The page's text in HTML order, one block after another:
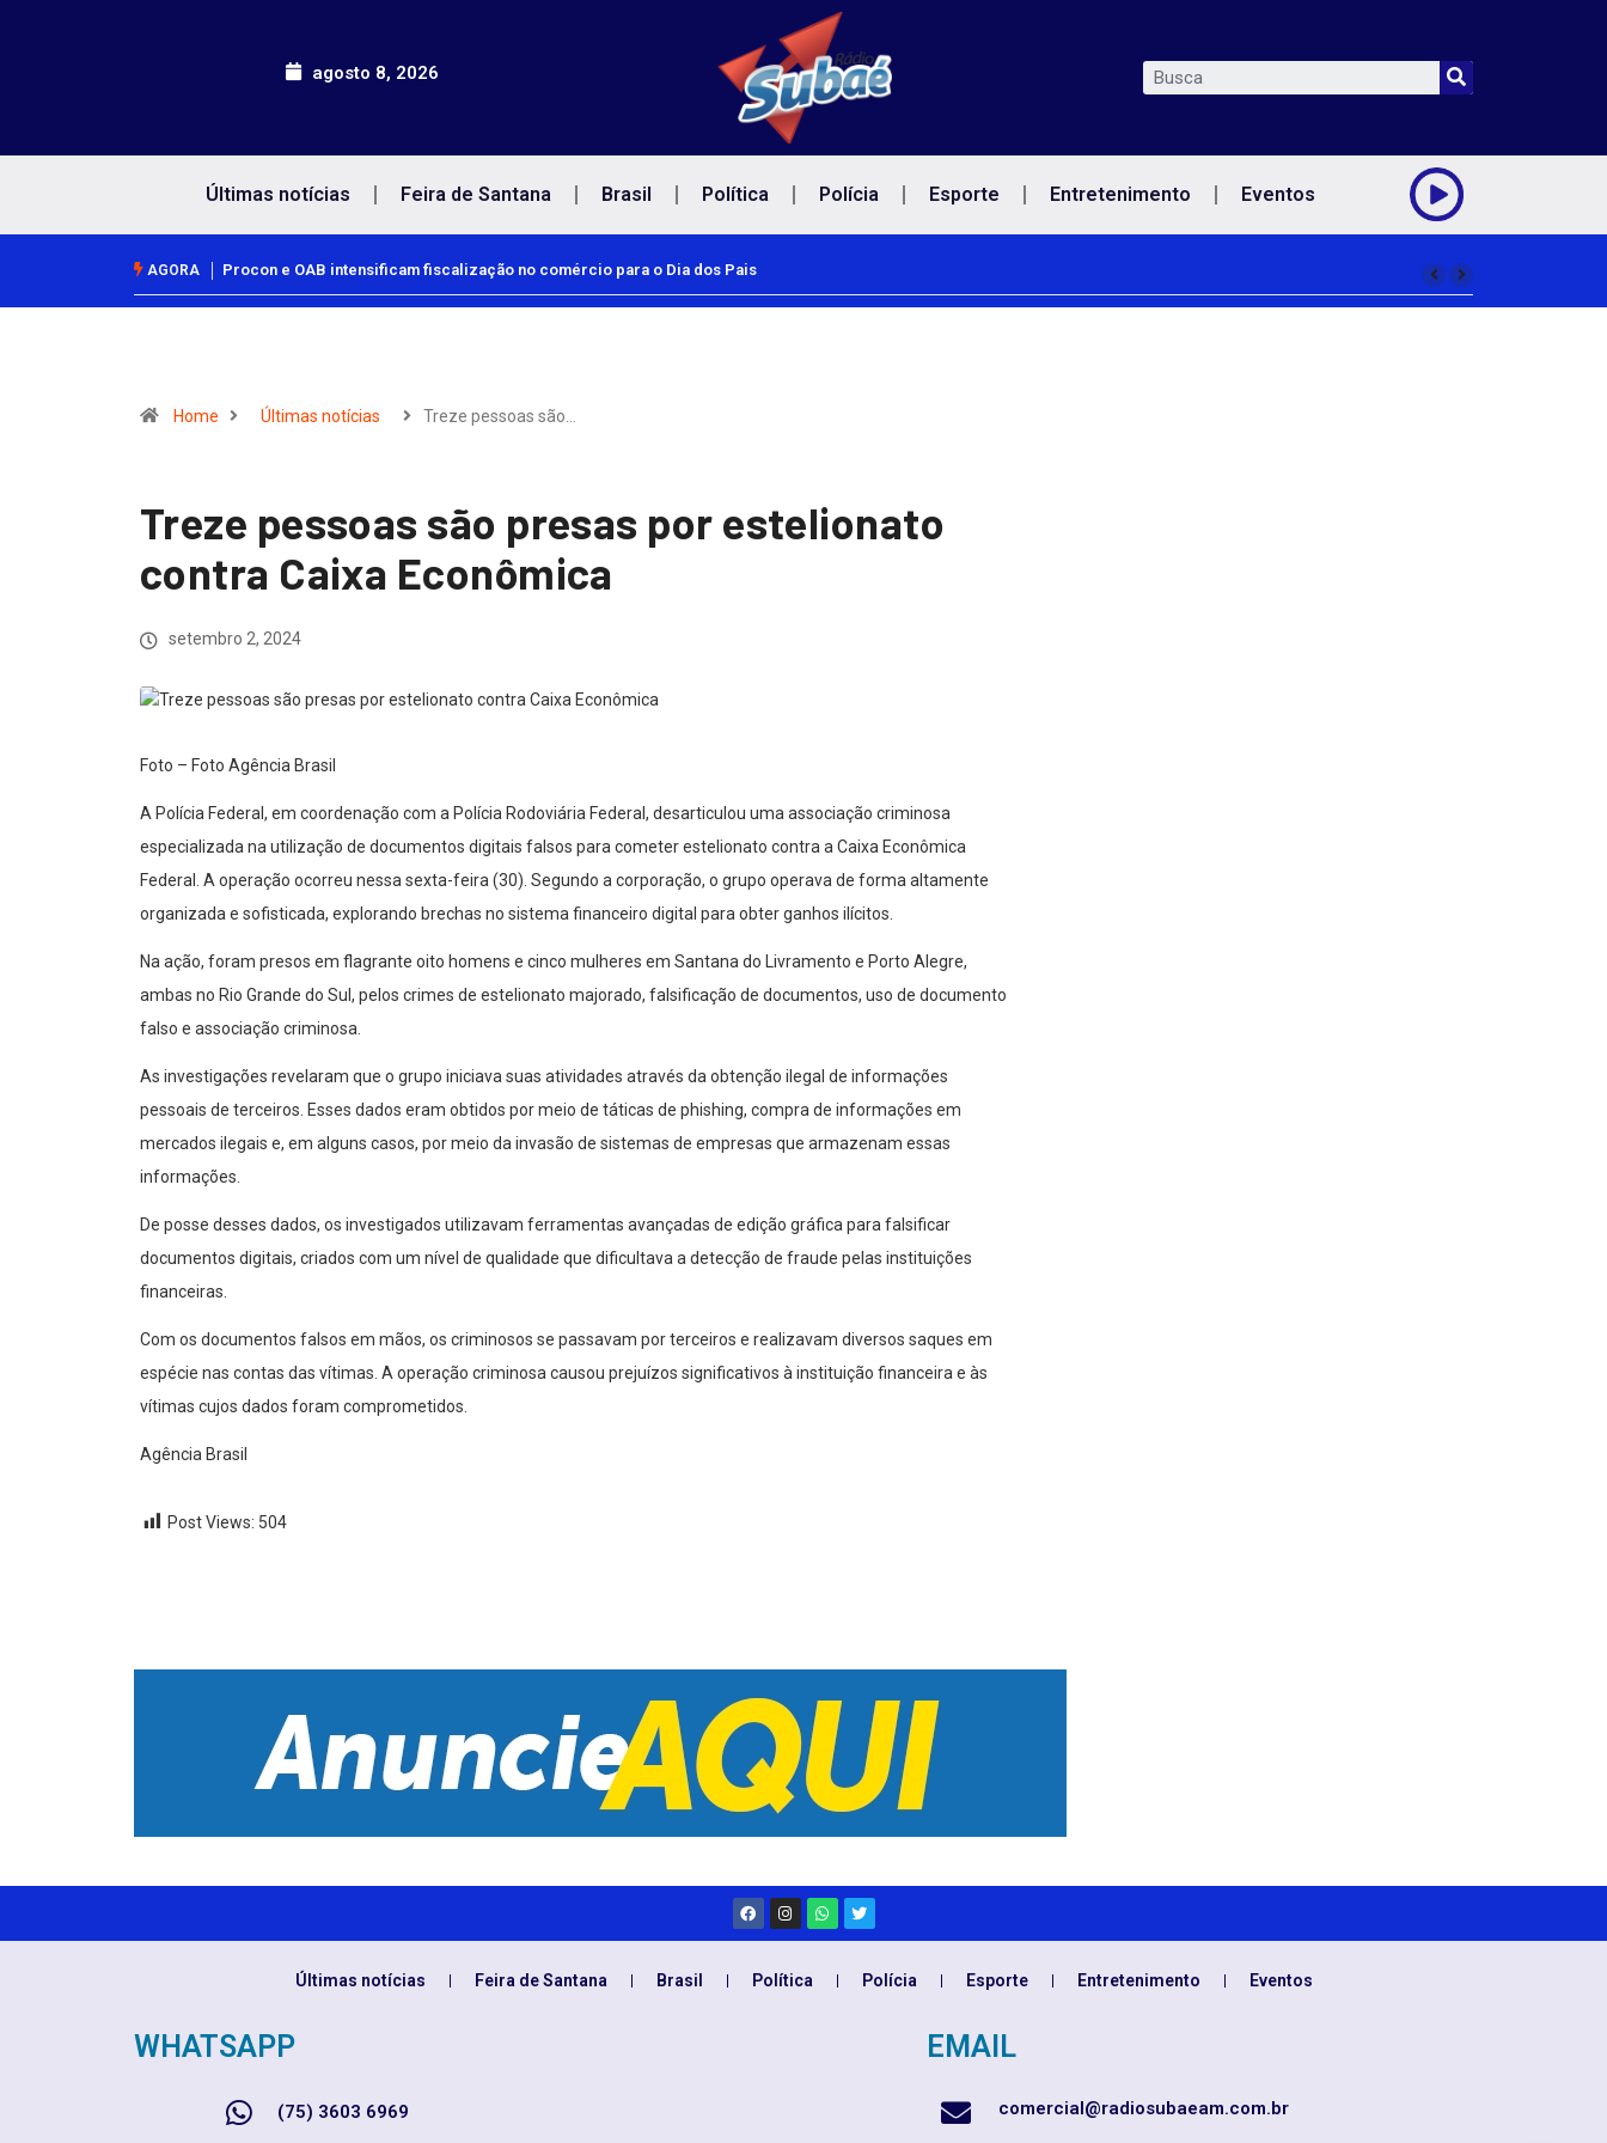
agosto 8, 2026
Últimas notícias Feira de Santana Brasil Política Polícia Esporte Entretenimento Eventos
AGORA Procon e OAB intensificam fiscalização no comércio para o Dia dos Pais
Home Últimas notícias Treze pessoas são…
Treze pessoas são presas por estelionato
contra Caixa Econômica
setembro 2, 2024
Foto – Foto Agência Brasil
A Polícia Federal, em coordenação com a Polícia Rodoviária Federal, desarticulou uma associação criminosa
especializada na utilização de documentos digitais falsos para cometer estelionato contra a Caixa Econômica
Federal. A operação ocorreu nessa sexta-feira (30). Segundo a corporação, o grupo operava de forma altamente
organizada e sofisticada, explorando brechas no sistema financeiro digital para obter ganhos ilícitos.
Na ação, foram presos em flagrante oito homens e cinco mulheres em Santana do Livramento e Porto Alegre,
ambas no Rio Grande do Sul, pelos crimes de estelionato majorado, falsificação de documentos, uso de documento
falso e associação criminosa.
As investigações revelaram que o grupo iniciava suas atividades através da obtenção ilegal de informações
pessoais de terceiros. Esses dados eram obtidos por meio de táticas de phishing, compra de informações em
mercados ilegais e, em alguns casos, por meio da invasão de sistemas de empresas que armazenam essas
informações.
De posse desses dados, os investigados utilizavam ferramentas avançadas de edição gráfica para falsificar
documentos digitais, criados com um nível de qualidade que dificultava a detecção de fraude pelas instituições
financeiras.
Com os documentos falsos em mãos, os criminosos se passavam por terceiros e realizavam diversos saques em
espécie nas contas das vítimas. A operação criminosa causou prejuízos significativos à instituição financeira e às
vítimas cujos dados foram comprometidos.
Agência Brasil
Post Views: 504
Últimas notícias Feira de Santana Brasil Política Polícia Esporte Entretenimento Eventos
WHATSAPP
(75) 3603 6969
EMAIL
comercial@radiosubaeam.com.br